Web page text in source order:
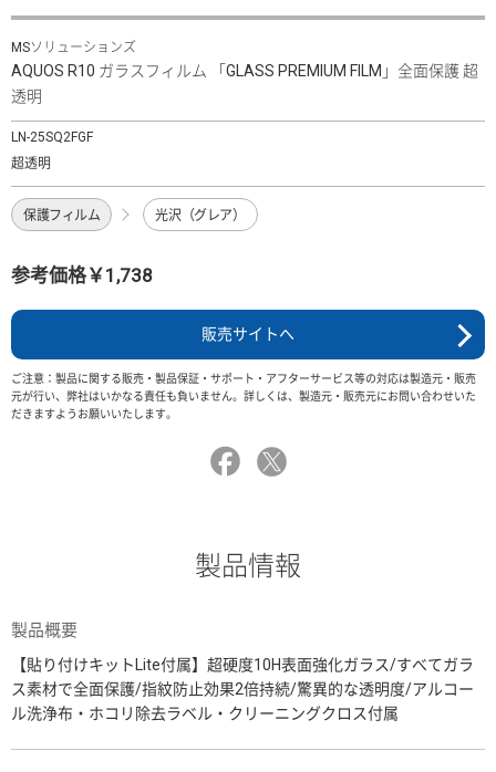
MSソリューションズ
AQUOS R10 ガラスフィルム 「GLASS PREMIUM FILM」全面保護 超
透明
LN-25SQ2FGF
超透明
保護フィルム 光沢（グレア）
参考価格￥1,738
販売サイトへ
ご注意：製品に関する販売・製品保証・サポート・アフターサービス等の対応は製造元・販売
元が行い、弊社はいかなる責任も負いません。詳しくは、製造元・販売元にお問い合わせいた
だきますようお願いいたします。
製品情報
製品概要
【貼り付けキットLite付属】超硬度10H表面強化ガラス/すべてガラ
ス素材で全面保護/指紋防止効果2倍持続/驚異的な透明度/アルコー
ル洗浄布・ホコリ除去ラベル・クリーニングクロス付属